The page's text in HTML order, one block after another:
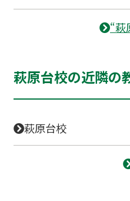
“萩
萩原台校の近隣の
萩原台校